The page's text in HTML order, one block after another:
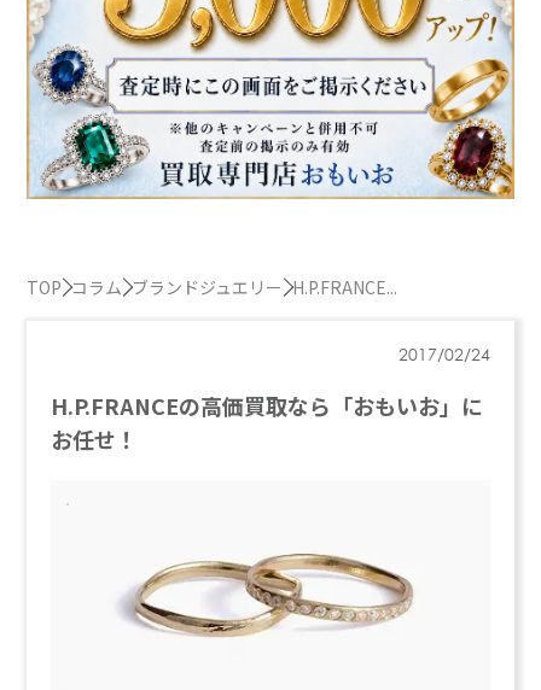
TOP コラム ブランドジュエリー H.P.FRANCE...
2017/02/24
H.P.FRANCEの高価買取なら「おもいお」に
お任せ！